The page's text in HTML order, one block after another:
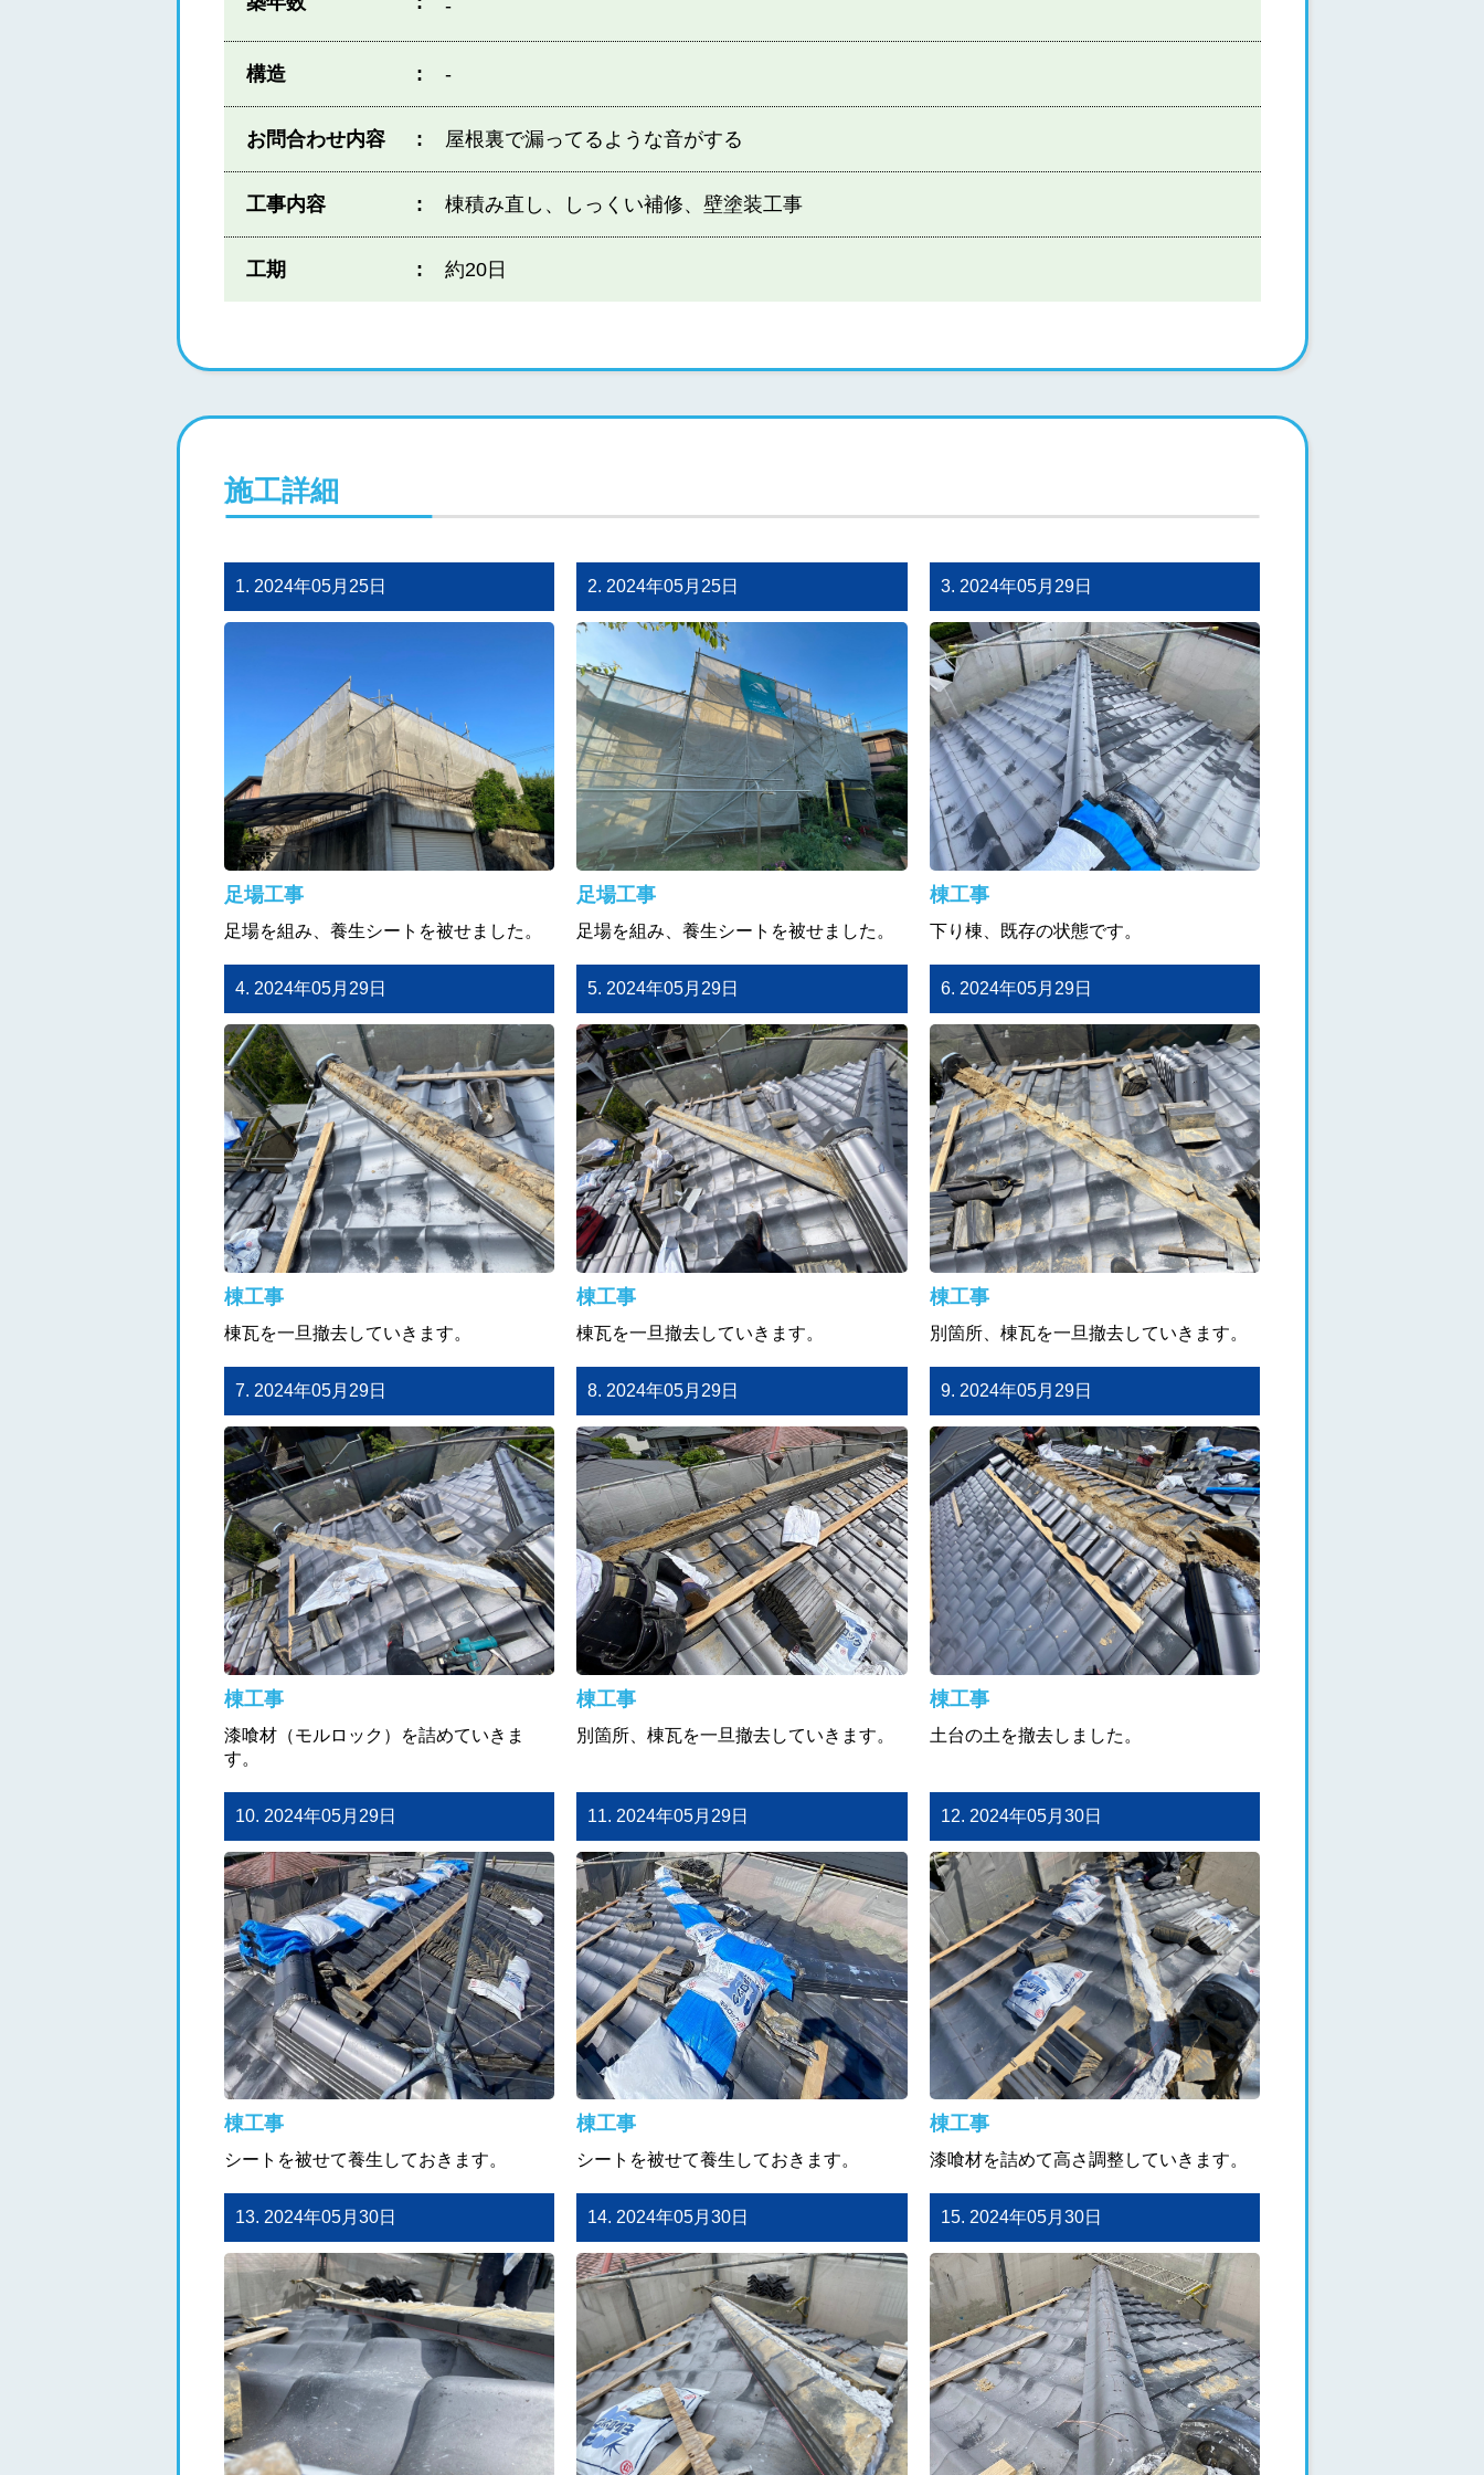
-
構造 -
お問合わせ内容 屋根裏で漏ってるような音がする
工事内容 棟積み直し、しっくい補修、壁塗装工事
工期 約20日
施工詳細
1. 2024年05月25日
足場工事
足場を組み、養生シートを被せました。
2. 2024年05月25日
足場工事
足場を組み、養生シートを被せました。
3. 2024年05月29日
棟工事
下り棟、既存の状態です。
4. 2024年05月29日
棟工事
棟瓦を一旦撤去していきます。
5. 2024年05月29日
棟工事
棟瓦を一旦撤去していきます。
6. 2024年05月29日
棟工事
別箇所、棟瓦を一旦撤去していきます。
7. 2024年05月29日
棟工事
漆喰材（モルロック）を詰めていきま
す。
8. 2024年05月29日
棟工事
別箇所、棟瓦を一旦撤去していきます。
9. 2024年05月29日
棟工事
土台の土を撤去しました。
10. 2024年05月29日
棟工事
シートを被せて養生しておきます。
11. 2024年05月29日
棟工事
シートを被せて養生しておきます。
12. 2024年05月30日
棟工事
漆喰材を詰めて高さ調整していきます。
13. 2024年05月30日 14. 2024年05月30日 15. 2024年05月30日